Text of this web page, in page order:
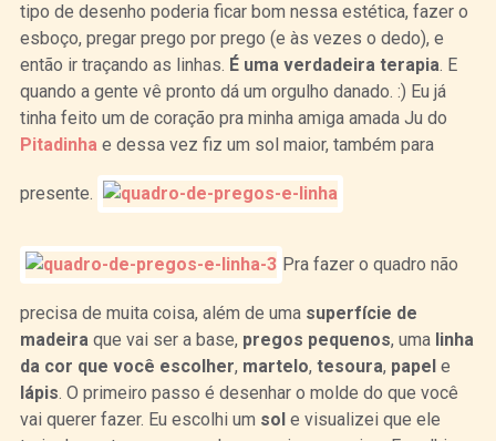
tipo de desenho poderia ficar bom nessa estética, fazer o
esboço, pregar prego por prego (e às vezes o dedo), e
então ir traçando as linhas. É uma verdadeira terapia. E
quando a gente vê pronto dá um orgulho danado. :) Eu já
tinha feito um de coração pra minha amiga amada Ju do
Pitadinha e dessa vez fiz um sol maior, também para
presente.
Pra fazer o quadro não
precisa de muita coisa, além de uma superfície de
madeiraque vai ser a base, pregos pequenos, uma linha
da cor que você escolher, martelo, tesoura, papel e
lápis. O primeiro passo é desenhar o molde do que você
vai querer fazer. Eu escolhi um sol e visualizei que ele